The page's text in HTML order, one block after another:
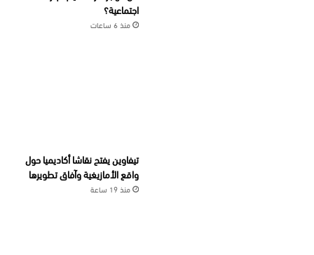
اجتماعية؟
منذ 6 ساعات
تيفاوين يفتح نقاشا أكاديميا حول
واقع الأمازيغية وآفاق تطويرها
منذ 19 ساعة